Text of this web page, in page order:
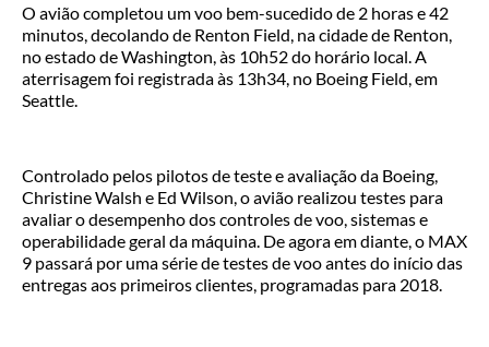
O avião completou um voo bem-sucedido de 2 horas e 42
minutos, decolando de Renton Field, na cidade de Renton,
no estado de Washington, às 10h52 do horário local. A
aterrisagem foi registrada às 13h34, no Boeing Field, em
Seattle.
Controlado pelos pilotos de teste e avaliação da Boeing,
Christine Walsh e Ed Wilson, o avião realizou testes para
avaliar o desempenho dos controles de voo, sistemas e
operabilidade geral da máquina. De agora em diante, o MAX
9 passará por uma série de testes de voo antes do início das
entregas aos primeiros clientes, programadas para 2018.